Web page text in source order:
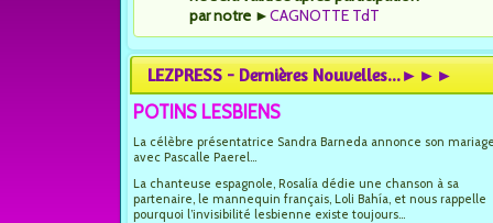
par notre ►CAGNOTTE TdT
LEZPRESS - Dernières Nouvelles...►►►
POTINS LESBIENS
La célèbre présentatrice Sandra Barneda annonce son mariage
avec Pascalle Paerel...
La chanteuse espagnole, Rosalía dédie une chanson à sa
partenaire, le mannequin français, Loli Bahía, et nous rappelle
pourquoi l’invisibilité lesbienne existe toujours...